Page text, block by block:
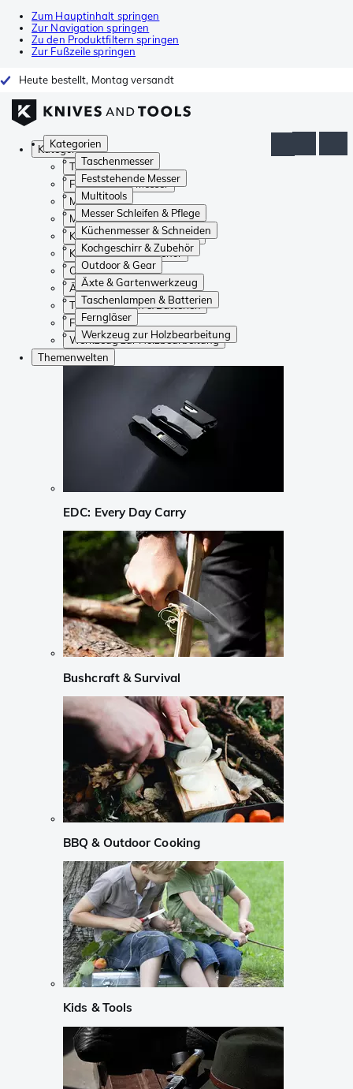
Zum Hauptinhalt springen
Zur Navigation springen
Zu den Produktfiltern springen
Zur Fußzeile springen
Heute bestellt, Montag versandt
Kategorien
Taschenmesser
Feststehende Messer
Multitools
Messer Schleifen & Pflege
Küchenmesser & Schneiden
Kochgeschirr & Zubehör
Outdoor & Gear
Äxte & Gartenwerkzeug
Taschenlampen & Batterien
Ferngläser
Werkzeug zur Holzbearbeitung
Kategorien
Taschenmesser
Feststehende Messer
Multitools
Messer Schleifen & Pflege
Küchenmesser & Schneiden
Kochgeschirr & Zubehör
Outdoor & Gear
Äxte & Gartenwerkzeug
Taschenlampen & Batterien
Ferngläser
Werkzeug zur Holzbearbeitung
Themenwelten
EDC: Every Day Carry
Bushcraft & Survival
BBQ & Outdoor Cooking
Kids & Tools